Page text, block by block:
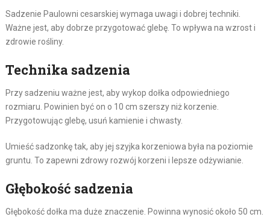
Sadzenie Paulowni cesarskiej wymaga uwagi i dobrej techniki.
Ważne jest, aby dobrze przygotować glebę. To wpływa na wzrost i
zdrowie rośliny.
Technika sadzenia
Przy sadzeniu ważne jest, aby wykop dołka odpowiedniego
rozmiaru. Powinien być on o 10 cm szerszy niż korzenie.
Przygotowując glebę, usuń kamienie i chwasty.
Umieść sadzonkę tak, aby jej szyjka korzeniowa była na poziomie
gruntu. To zapewni zdrowy rozwój korzeni i lepsze odżywianie.
Głębokość sadzenia
Głębokość dołka ma duże znaczenie. Powinna wynosić około 50 cm.